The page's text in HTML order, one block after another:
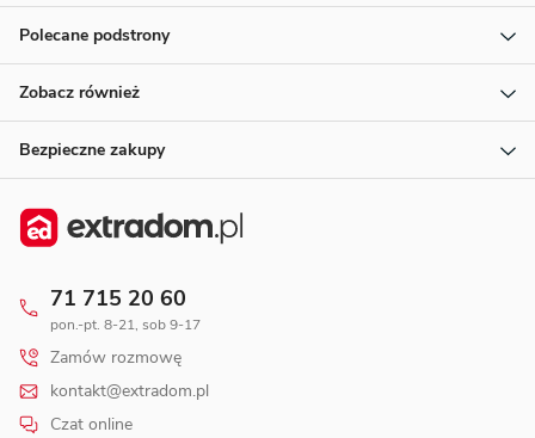
Polecane podstrony
Zobacz również
Bezpieczne zakupy
71 715 20 60
pon.-pt. 8-21, sob 9-17
Zamów rozmowę
kontakt@extradom.pl
Czat online